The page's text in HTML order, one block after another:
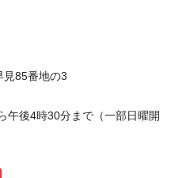
85番地の3
午後4時30分まで（一部日曜開